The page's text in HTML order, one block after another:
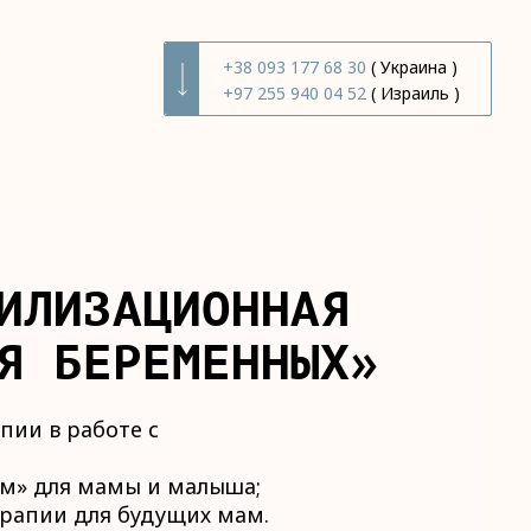
+38 093 177 68 30 ( Украина )
+97 255 940 04 52 ( Израиль )
БЕРЕМЕННЫХ»
в работе с
для мамы и малыша;
для будущих мам.